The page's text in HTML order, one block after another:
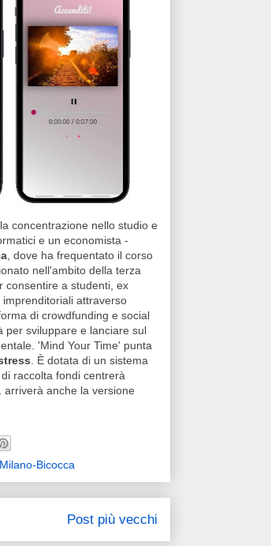
concentrazione nello studio e
e un economista -
, dove ha frequentato il corso
nell'ambito della terza
consentire a studenti, ex
attraverso
di crowdfunding e social
per sviluppare e lanciare sul
'Mind Your Time' punta
. È dotata di un sistema
raccolta fondi centrerà
anche la versione
Bicocca
Post più vecchi